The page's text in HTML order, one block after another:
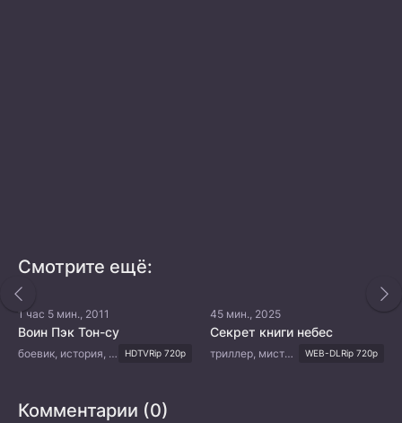
Смотрите ещё:
1 час 5 мин., 2011
Воин Пэк Тон-су
боевик, история, романтика, боевые искусства HDTVRip 720p
45 мин., 2025
Секрет книги небес
триллер, мистика, восточные единоборства, фэнтези WEB-DLRip 720p
Комментарии (0)